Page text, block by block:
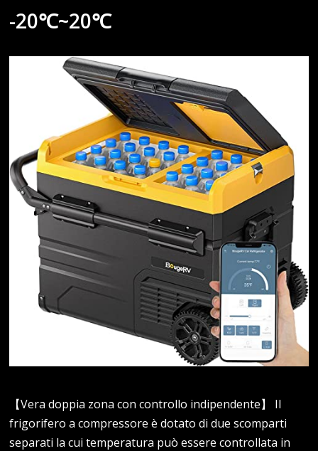
-20℃~20℃
【Vera doppia zona con controllo indipendente】 Il
frigorifero a compressore è dotato di due scomparti
separati la cui temperatura può essere controllata in